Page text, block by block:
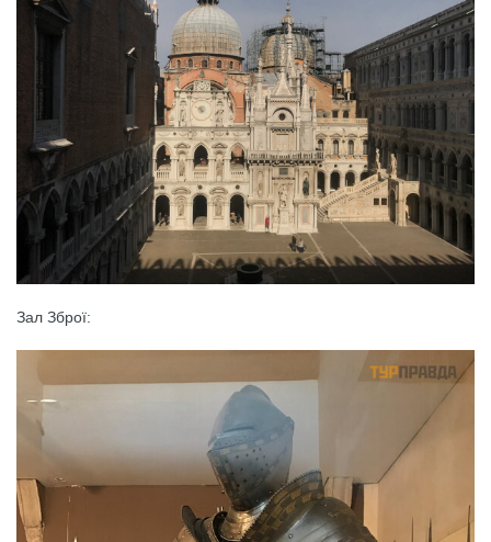
Зал Зброї: